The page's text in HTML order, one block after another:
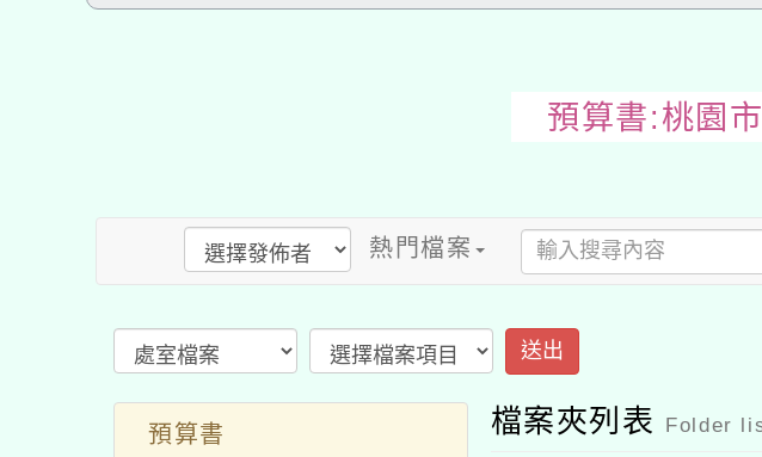
預算書:桃園
熱門檔案
送出
預算書 檔案夾列表 Folder